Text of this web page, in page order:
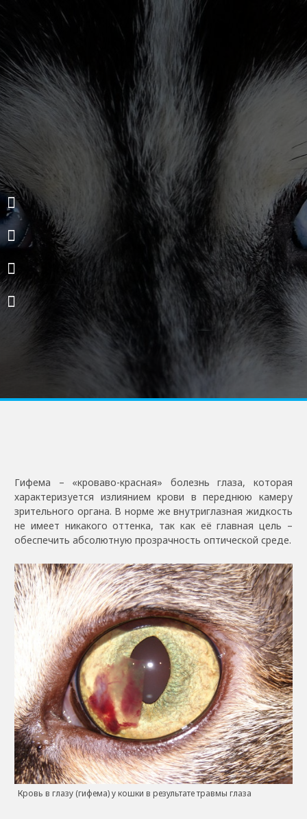
+7 (495) 642-36-47
vet-oculus@yandex.ru
Гифема – «кроваво-красная» болезнь глаза, которая
характеризуется излиянием крови в переднюю камеру
зрительного органа. В норме же внутриглазная жидкость
не имеет никакого оттенка, так как её главная цель –
обеспечить абсолютную прозрачность оптической среде.
Кровь в глазу (гифема) у кошки в результате травмы глаза